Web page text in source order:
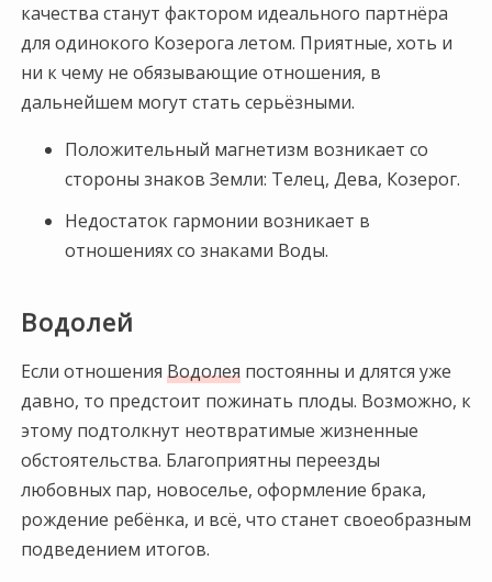
качества станут фактором идеального партнёра
для одинокого Козерога летом. Приятные, хоть и
ни к чему не обязывающие отношения, в
дальнейшем могут стать серьёзными.
Положительный магнетизм возникает со
стороны знаков Земли: Телец, Дева, Козерог.
Недостаток гармонии возникает в
отношениях со знаками Воды.
Водолей
Если отношенияВодолея постоянны и длятся уже
давно, то предстоит пожинать плоды. Возможно, к
этому подтолкнут неотвратимые жизненные
обстоятельства. Благоприятны переезды
любовных пар, новоселье, оформление брака,
рождение ребёнка, и всё, что станет своеобразным
подведением итогов.